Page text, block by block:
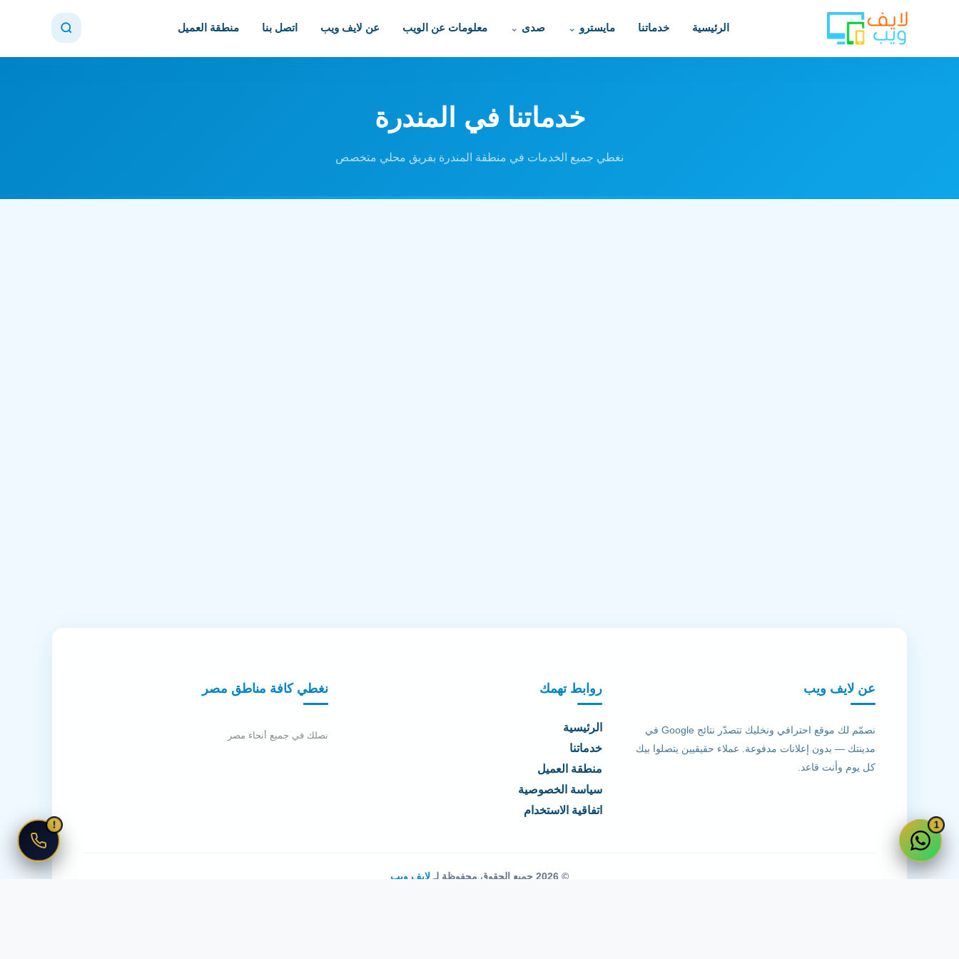
الرئيسية خدماتنا مايسترو صدى معلومات عن الويب عن لايف ويب اتصل بنا منطقة العميل
خدماتنا في المندرة
نغطي جميع الخدمات في منطقة المندرة بفريق محلي متخصص
عن لايف ويب
نصمّم لك موقع احترافي ونخليك تتصدّر نتائج Google في
مدينتك — بدون إعلانات مدفوعة. عملاء حقيقيين يتصلوا بيك
كل يوم وأنت قاعد.
روابط تهمك
الرئيسية
خدماتنا
منطقة العميل
سياسة الخصوصية
اتفاقية الاستخدام
نغطي كافة مناطق مصر
نصلك في جميع أنحاء مصر
© 2026 جميع الحقوق محفوظة لـ لايف ويب
1
!